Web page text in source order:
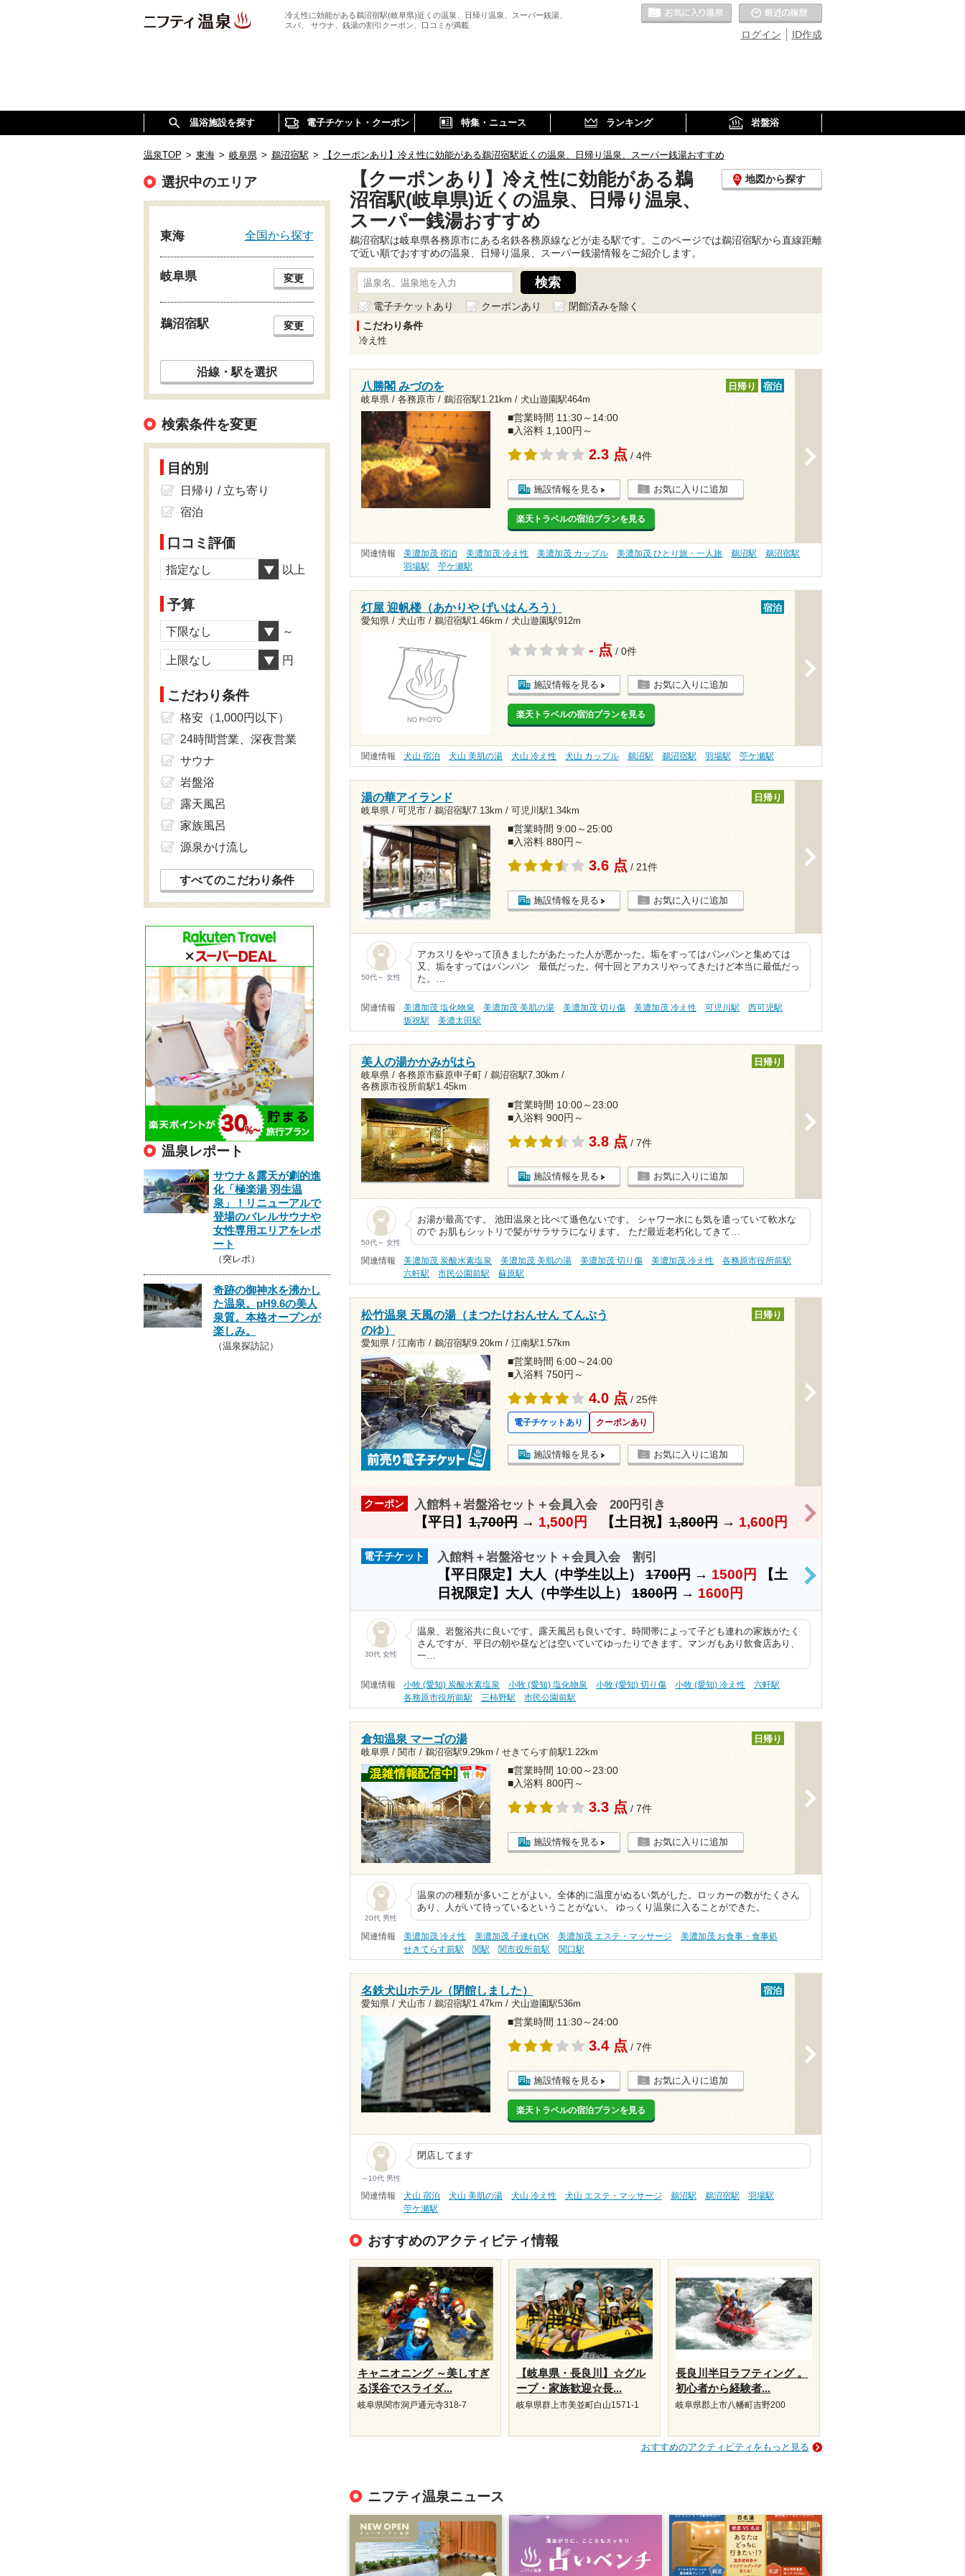
冷え性に効能がある鵜沼宿駅(岐阜県)近くの温泉、日帰り温泉、スーパー銭湯、
スパ、 サウナ、銭湯の割引クーポン、口コミが満載
ID作成
ログイン
お気に入りの温泉
温浴施設を探す 電子チケット・クーポン 特集・ニュース ランキング 岩盤浴
温泉TOP > 東海 > 岐阜県 > 鵜沼宿駅 > 【クーポンあり】冷え性に効能がある鵜沼宿駅近くの温泉、日帰り温泉、スーパー銭湯おすすめ
【クーポンあり】冷え性に効能がある鵜
沼宿駅(岐阜県)近くの温泉、日帰り温泉、
スーパー銭湯おすすめ
地図から探す
鵜沼宿駅は岐阜県各務原市にある名鉄各務原線などが走る駅です。このページでは鵜沼宿駅から直線距離
で近い順でおすすめの温泉、日帰り温泉、スーパー銭湯情報をご紹介します。
電子チケットあり クーポンあり
閉館済みを除く
こだわり条件
冷え性
八勝閣 みづのを
岐阜県 / 各務原市 / 鵜沼宿駅1.21km / 犬山遊園駅464m
日帰り 宿泊
■営業時間 11:30～14:00
■入浴料 1,100円～
2.3 点 / 4件
施設情報を見る お気に入りに追加
楽天トラベルの宿泊プランを見る
関連情報 美濃加茂 宿泊 美濃加茂 冷え性 美濃加茂 カップル 美濃加茂 ひとり旅・一人旅 鵜沼駅
鵜沼宿駅
羽場駅
苧ケ瀬駅
灯屋 迎帆楼（あかりや げいはんろう）
愛知県 / 犬山市 / 鵜沼宿駅1.46km / 犬山遊園駅912m
宿泊
- 点 / 0件
施設情報を見る お気に入りに追加
楽天トラベルの宿泊プランを見る
関連情報 犬山 宿泊 犬山 美肌の湯 犬山 冷え性 犬山 カップル 鵜沼駅 鵜沼宿駅 羽場駅 苧ケ瀬駅
湯の華アイランド
岐阜県 / 可児市 / 鵜沼宿駅7.13km / 可児川駅1.34km
日帰り
■営業時間 9:00～25:00
■入浴料 880円～
3.6 点 / 21件
施設情報を見る お気に入りに追加
50代～ 女性
アカスリをやって頂きましたがあたった人が悪かった。垢をすってはパンパンと集めては
又、垢をすってはパンパン 最低だった。何十回とアカスリやってきたけど本当に最低だっ
た。…
関連情報 美濃加茂 塩化物泉 美濃加茂 美肌の湯 美濃加茂 切り傷 美濃加茂 冷え性 可児川駅
西可児駅
坂祝駅
美濃太田駅
美人の湯かかみがはら
岐阜県 / 各務原市蘇原申子町 / 鵜沼宿駅7.30km /
各務原市役所前駅1.45km
日帰り
■営業時間 10:00～23:00
■入浴料 900円～
3.8 点 / 7件
施設情報を見る お気に入りに追加
50代～ 女性
お湯が最高です。 池田温泉と比べて遜色ないです。 シャワー水にも気を遣っていて軟水な
ので お肌もシットリで髪がサラサラになります。 ただ最近老朽化してきて…
関連情報 美濃加茂 炭酸水素塩泉 美濃加茂 美肌の湯 美濃加茂 切り傷 美濃加茂 冷え性
各務原市役所前駅
六軒駅
市民公園前駅 蘇原駅
松竹温泉 天風の湯（まつたけおんせん てんぷう
のゆ）
愛知県 / 江南市 / 鵜沼宿駅9.20km / 江南駅1.57km
日帰り
■営業時間 6:00～24:00
■入浴料 750円～
4.0 点 / 25件
電子チケットあり クーポンあり
施設情報を見る お気に入りに追加
クーポン 入館料＋岩盤浴セット＋会員入会 200円引き
【平日】1,700円→ 1,500円 【土日祝】1,800円→ 1,600円
電子チケット 入館料＋岩盤浴セット＋会員入会 割引
【平日限定】大人（中学生以上）1700円→ 1500円
【土
日祝限定】大人（中学生以上）1800円→ 1600円
>
30代 女性
温泉、岩盤浴共に良いです。露天風呂も良いです。時間帯によって子ども連れの家族がたく
さんですが、平日の朝や昼などは空いていてゆったりできます。マンガもあり飲食店あり、
一…
関連情報 小牧 (愛知) 炭酸水素塩泉 小牧 (愛知) 塩化物泉 小牧 (愛知) 切り傷 小牧 (愛知) 冷え性
六軒駅
各務原市役所前駅
三柿野駅 市民公園前駅
倉知温泉 マーゴの湯
岐阜県 / 関市 / 鵜沼宿駅9.29km / せきてらす前駅1.22km
日帰り
■営業時間 10:00～23:00
■入浴料 800円～
3.3 点 / 7件
施設情報を見る お気に入りに追加
20代 男性
温泉のの種類が多いことがよい。全体的に温度がぬるい気がした。ロッカーの数がたくさん
あり、人がいて待っているということがない。 ゆっくり温泉に入ることができた。
関連情報 美濃加茂 冷え性 美濃加茂 子連れOK 美濃加茂 エステ・マッサージ
美濃加茂 お食事・食事処
せきてらす前駅
関駅 関市役所前駅 関口駅
名鉄犬山ホテル（閉館しました）
愛知県 / 犬山市 / 鵜沼宿駅1.47km / 犬山遊園駅536m
宿泊
■営業時間 11:30～24:00
3.4 点 / 7件
施設情報を見る お気に入りに追加
楽天トラベルの宿泊プランを見る
～10代 男性
閉店してます
関連情報 犬山 宿泊 犬山 美肌の湯 犬山 冷え性 犬山 エステ・マッサージ 鵜沼駅 鵜沼宿駅
羽場駅
苧ケ瀬駅
おすすめのアクティビティ情報
キャニオニング ～美しすぎ
る渓谷でスライダ...
岐阜県関市洞戸通元寺318-7
【岐阜県・長良川】☆グル
ープ・家族歓迎☆長...
岐阜県群上市美並町白山1571-1
長良川半日ラフティング 。
初心者から経験者...
岐阜県郡上市八幡町吉野200
おすすめのアクティビティをもっと見る
ニフティ温泉ニュース
選択中のエリア
東海 全国から探す
岐阜県 変更
鵜沼宿駅 変更
沿線・駅を選択
検索条件を変更
目的別
日帰り / 立ち寄り
宿泊
口コミ評価
指定なし 以上
予算
下限なし ～
上限なし 円
こだわり条件
格安（1,000円以下）
24時間営業、深夜営業
サウナ
岩盤浴
露天風呂
家族風呂
源泉かけ流し
すべてのこだわり条件
温泉レポート
サウナ＆露天が劇的進
化「極楽湯 羽生温
泉」！リニューアルで
登場のバレルサウナや
女性専用エリアをレポ
ート
（突レポ）
奇跡の御神水を沸かし
た温泉。pH9.6の美人
泉質。本格オープンが
楽しみ。
（温泉探訪記）